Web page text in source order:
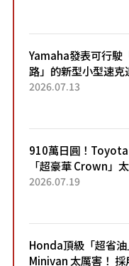
Yamaha發表可行駛
路」的新型小型速克
能享受超強勁「渦輪
2026.07.13
910萬日圓！
「超豪華 Crown」
採用由「匠人技藝」
2026.07.19
Honda頂級「超省油
Minivan 太厲害！ 採